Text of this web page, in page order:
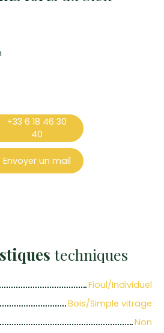
+33 6 18 46 30
40
Envoyer un mail
techniques
Fioul/Individuel
Bois/Simple vitrage
Non